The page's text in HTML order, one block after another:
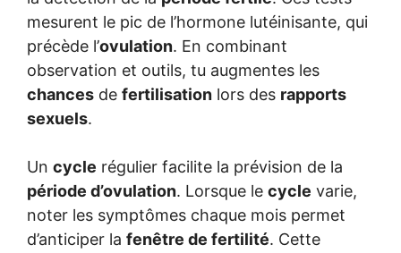
mesurent le pic de l’hormone lutéinisante, qui
précède l’ovulation. En combinant
observation et outils, tu augmentes les
chances de fertilisation lors des rapports
sexuels.
Un cycle régulier facilite la prévision de la
période d’ovulation. Lorsque le cycle varie,
noter les symptômes chaque mois permet
d’anticiper la fenêtre de fertilité. Cette